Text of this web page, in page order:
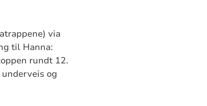
via
til Hanna:
rundt 12.
og